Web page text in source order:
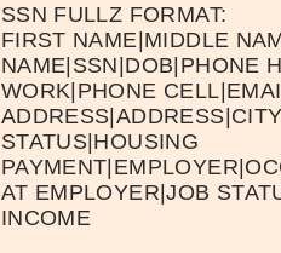
SSN FULLZ FORMAT:
FIRST NAME|MIDDLE
NAME|SSN|DOB|PHONE
WORK|PHONE
STATUS|HOUSING
AT EMPLOYER|JOB
INCOME